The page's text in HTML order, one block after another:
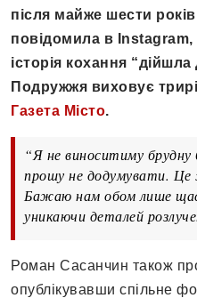
після майже шести
повідомила в
історія кохання “дійшла
Подружжя виховує
Газета Місто.
“Я не виноситиму брудну
прошу не додумувати.
Бажаю нам обом лише
уникаючи деталей
Роман Сасанчин також
опублікувавши спільне